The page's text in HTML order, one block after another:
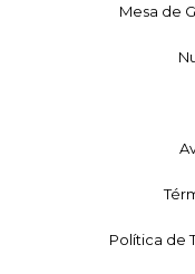
Mesa de
Política de